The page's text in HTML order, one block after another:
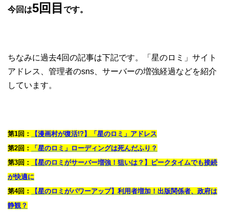
今回は5回目 です。
ちなみに過去4回の記事は下記です。「星のロミ」サイト
アドレス、管理者のsns、サーバーの増強経過などを紹介
しています。
第1回：
【漫画村が復活!?】「星のロミ」アドレス
第2回：
「星のロミ」ローディングは死んだふり？
第3回：
【星のロミがサーバー増強！狙いは？】ピークタイムでも接続
が快適に
第4回：
【星のロミがパワーアップ】利用者増加！出版関係者、政府は
静観？